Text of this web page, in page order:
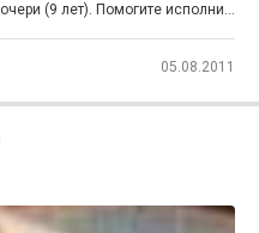
(9 лет). Помогите исполни...
05.08.2011